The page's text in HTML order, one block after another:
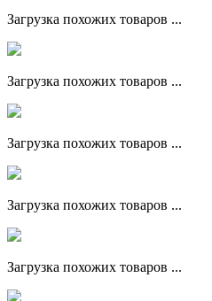
Загрузка похожих товаров ...
Загрузка похожих товаров ...
Загрузка похожих товаров ...
Загрузка похожих товаров ...
Загрузка похожих товаров ...